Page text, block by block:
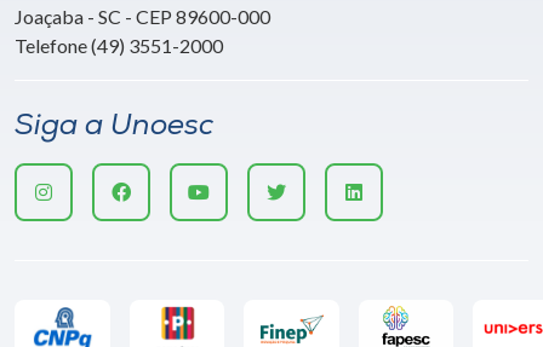
Joaçaba - SC - CEP 89600-000
Telefone (49) 3551-2000
Siga a Unoesc